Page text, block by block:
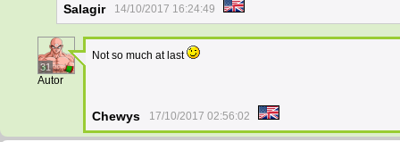
Salagir 14/10/2017 16:24:49
31
Autor
Not so much at last
Chewys 17/10/2017 02:56:02